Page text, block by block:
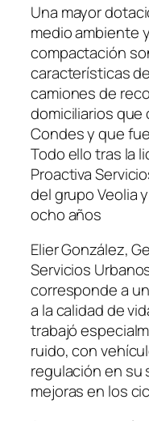
Una mayor
medio ambiente
compactación
características
camiones de
domiciliarios que
Condes y que
Todo ello tras la
Proactiva
del grupo Veolia
ocho años
Elier González,
Servicios
corresponde a
a la calidad de
trabajó
ruido, con
regulación en su
mejoras en los